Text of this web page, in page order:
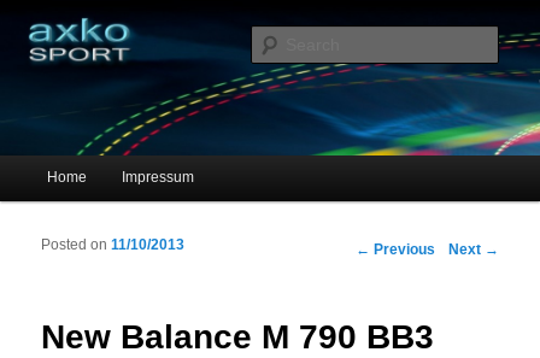
axko-sport – Sportschuhe online
Main menu
Skip to primary content
Skip to secondary content
Home Impressum
Post navigation
← Previous Next →
New Balance M 790 BB3
Posted on11/10/2013